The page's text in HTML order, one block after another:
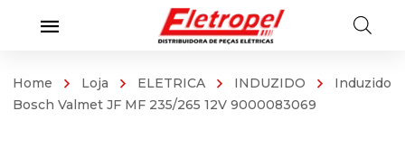
Home Loja ELETRICA INDUZIDO
Induzido
Bosch Valmet JF MF 235/265 12V 9000083069